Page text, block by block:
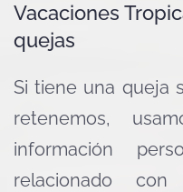
Vacaciones
quejas
Si tiene una queja
retenemos,
información
relacionado